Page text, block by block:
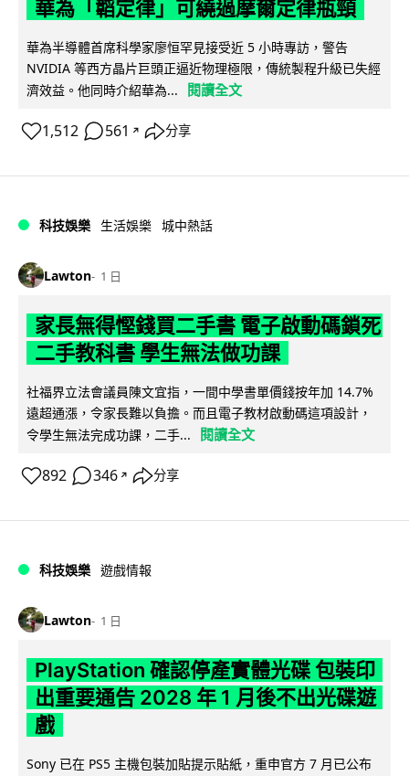
華為「韜定律」可繞過摩爾定律瓶頸
華為半導體首席科學家廖恒罕見接受近 5 小時專訪，警告
NVIDIA 等西方晶片巨頭正逼近物理極限，傳統製程升級已失經
濟效益。他同時介紹華為...
閱讀全文
1,512 561 ↗ 分享
科技娛樂 生活娛樂 城中熱話
Lawton 1 日
家長無得慳錢買二手書 電子啟動碼鎖死
二手教科書 學生無法做功課
社福界立法會議員陳文宜指，一間中學書單價錢按年加 14.7%
遠超通漲，令家長難以負擔。而且電子教材啟動碼這項設計，
令學生無法完成功課，二手...
閱讀全文
892 346 ↗ 分享
科技娛樂 遊戲情報
Lawton 1 日
PlayStation 確認停產實體光碟 包裝印
出重要通告 2028 年 1 月後不出光碟遊
戲
Sony 已在 PS5 主機包裝加貼提示貼紙，重申官方 7 月已公布